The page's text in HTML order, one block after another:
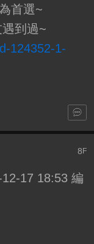
首選~
到過~
124352-1-
8 F
17 18:53 編